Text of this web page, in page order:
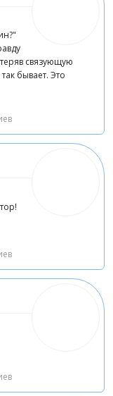
связующую
бывает. Это